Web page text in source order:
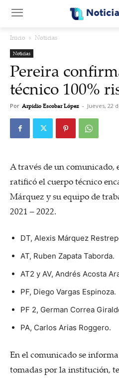
Inicio Noticias
Noticias
Pereira
técnico 100%
Por Arpidio Escobar López - Jueves, 22
A través de un comunicado,
ratificó el cuerpo técnico
Márquez y su equipo de
2021 – 2022.
DT, Alexis Márquez
AT, Ruben Zapata Taborda.
AT2 y AV, Andrés Acosta
PF, Diego Vargas Espinoza.
PF 2, German Correa
PA, Carlos Arias Roggero.
En el comunicado se
tomadas por la institución,